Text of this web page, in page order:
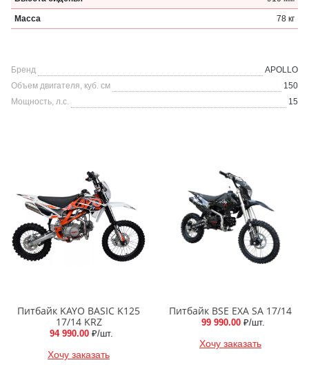
Масса 78 кг
Бренд
APOLLO
Объем двигателя, куб. см
150
Мощность, л.с.
15
Питбайк KAYO BASIC K125
17/14 KRZ
94 990.00 ₽/шт.
Хочу заказать
Питбайк BSE EXA SA 17/14
99 990.00 ₽/шт.
Хочу заказать